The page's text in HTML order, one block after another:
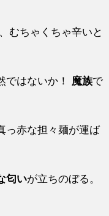
むちゃくちゃ辛いと
ではないか！ 魔族で
っ赤な担々麺が運ば
匂いが立ちのぼる。